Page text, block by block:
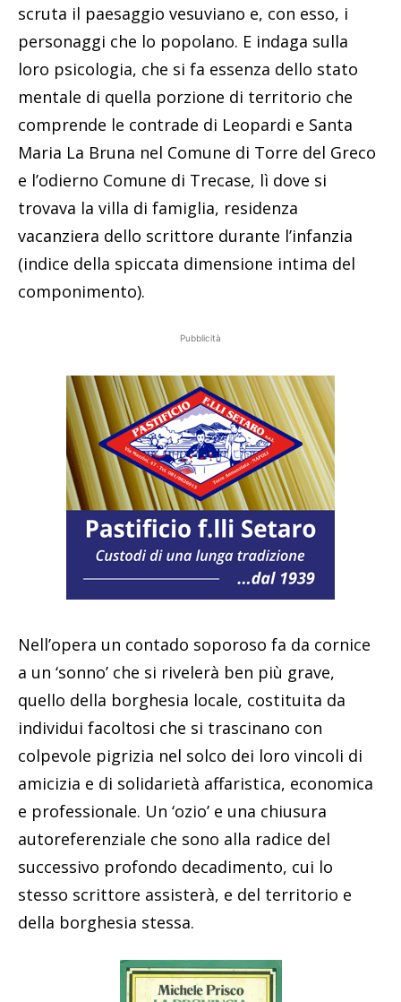
scruta il paesaggio vesuviano e, con esso, i
personaggi che lo popolano. E indaga sulla
loro psicologia, che si fa essenza dello stato
mentale di quella porzione di territorio che
comprende le contrade di Leopardi e Santa
Maria La Bruna nel Comune di Torre del Greco
e l’odierno Comune di Trecase, lì dove si
trovava la villa di famiglia, residenza
vacanziera dello scrittore durante l’infanzia
(indice della spiccata dimensione intima del
componimento).
Pubblicità
Nell’opera un contado soporoso fa da cornice
a un ‘sonno’ che si rivelerà ben più grave,
quello della borghesia locale, costituita da
individui facoltosi che si trascinano con
colpevole pigrizia nel solco dei loro vincoli di
amicizia e di solidarietà affaristica, economica
e professionale. Un ‘ozio’ e una chiusura
autoreferenziale che sono alla radice del
successivo profondo decadimento, cui lo
stesso scrittore assisterà, e del territorio e
della borghesia stessa.